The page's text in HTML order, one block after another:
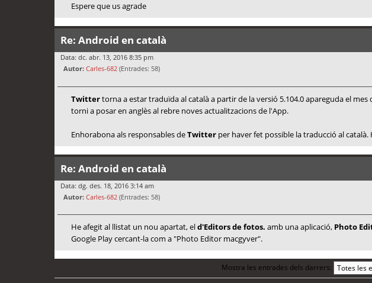
Espere que us agrade
Re: Android en català
Data: dc. abr. 13, 2016 8:35 pm
Autor: Carles-682 (Entrades: 58)
Twittertorna a estar traduïda al català a partir de la versió 5.104.0 apareguda el
torni a posar en anglès al rebre noves actualitzacions de l'App.
Enhorabona als responsables deTwitterper haver fet possible la traducció al
Re: Android en català
Data: dg. des. 18, 2016 3:14 am
Autor: Carles-682 (Entrades: 58)
He afegit al llistat un nou apartat, eld'Editors de fotos. amb una aplicació, Photo
Google Play cercant-la com a "Photo Editor macgyver".
Mostra les entrades dels darrers: